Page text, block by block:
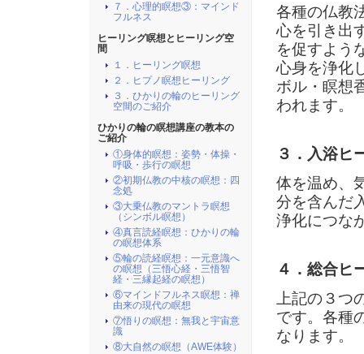
各種の仏教
心を引き出
を促すよう
心身を浄化
ボル・瞑想
われます。
３．入浴ヒ
体を温め、
分を含んだ
浄化につな
４．総合ヒ
上記の３つ
です。各種
なります。
７．心理的瞑想③：マインド
フルネス
ヒーリング瞑想とヒーリング空
間
１．ヒーリング瞑想
２．ヒプノ瞑想ヒーリング
３．ひかりの輪のヒーリング
空間のご紹介
ひかりの輪の瞑想講座の教本の
ご紹介
①身体的瞑想：姿勢・体操・
呼吸・歩行の瞑想
②初期仏教の中核の瞑想：四
念処
③大乗仏教のマントラ瞑想
（シンボル瞑想）
④真言読経瞑想：ひかりの輪
の瞑想体系
⑤輪の読経瞑想：一元意識へ
の瞑想（三悟心経・三悟智
経・三縁起経の瞑想）
⑥マインドフルネス瞑想：禅
由来の現代の瞑想
⑦悟りの瞑想：無我と宇宙意
識
⑧大自然の瞑想（AWE体験）